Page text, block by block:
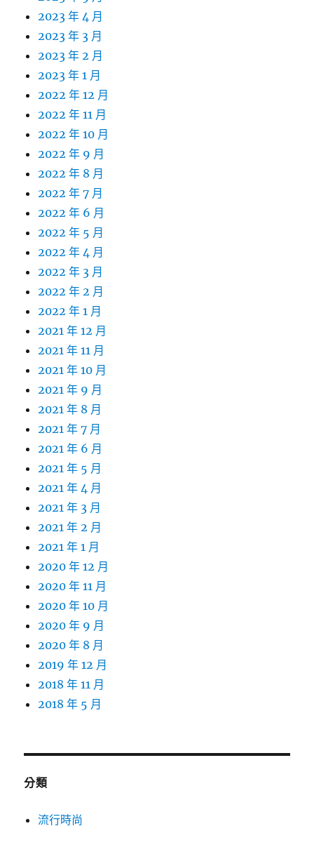
2023 年 4 月
2023 年 3 月
2023 年 2 月
2023 年 1 月
2022 年 12 月
2022 年 11 月
2022 年 10 月
2022 年 9 月
2022 年 8 月
2022 年 7 月
2022 年 6 月
2022 年 5 月
2022 年 4 月
2022 年 3 月
2022 年 2 月
2022 年 1 月
2021 年 12 月
2021 年 11 月
2021 年 10 月
2021 年 9 月
2021 年 8 月
2021 年 7 月
2021 年 6 月
2021 年 5 月
2021 年 4 月
2021 年 3 月
2021 年 2 月
2021 年 1 月
2020 年 12 月
2020 年 11 月
2020 年 10 月
2020 年 9 月
2020 年 8 月
2019 年 12 月
2018 年 11 月
2018 年 5 月
分類
流行時尚